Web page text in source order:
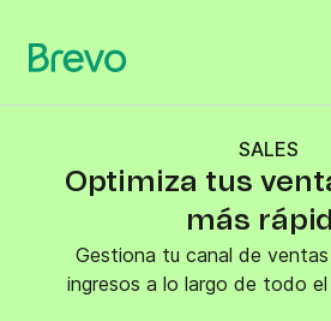
SALES
Optimiza tus
más
Gestiona tu canal de
ingresos a lo largo de todo